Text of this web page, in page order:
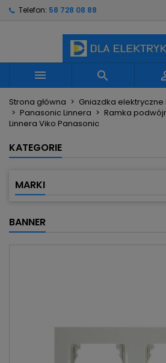
Telefon: 58 728 08 88
 
Strona główna Gniazdka elektryczne
Panasonic Linnera
Ramka
Linnera Viko Panasonic
KATEGORIE
MARKI
BANNER
Utwórz nową listę
Nazwa listy życzeń
Anuluj
Musisz być zalogowany by
swojej liście życzeń.
Anuluj